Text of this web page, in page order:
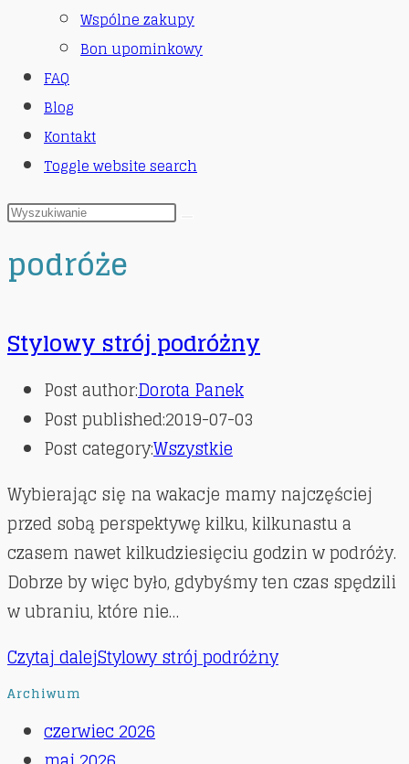
Wspólne zakupy
Bon upominkowy
FAQ
Blog
Kontakt
Toggle website search
podróże
Stylowy strój podróżny
Post author:Dorota Panek
Post published:2019-07-03
Post category:Wszystkie
Wybierając się na wakacje mamy najczęściej
przed sobą perspektywę kilku, kilkunastu a
czasem nawet kilkudziesięciu godzin w podróży.
Dobrze by więc było, gdybyśmy ten czas spędzili
w ubraniu, które nie…
Czytaj dalejStylowy strój podróżny
Archiwum
czerwiec 2026